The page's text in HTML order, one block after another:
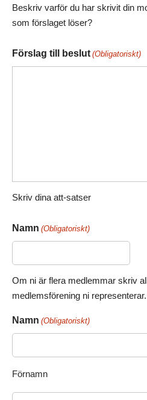
Beskriv varför du har skrivit din
som förslaget löser?
Förslag till beslut (Obligatoriskt)
Skriv dina att-satser
Namn (Obligatoriskt)
Om ni är flera medlemmar skriv
medlemsförening ni representerar.
Namn (Obligatoriskt)
Förnamn